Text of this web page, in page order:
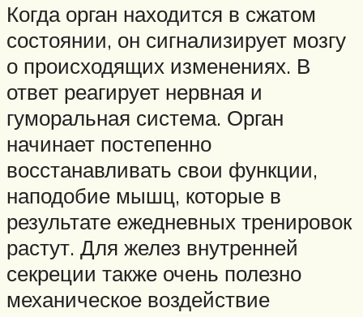
Когда орган находится в сжатом
состоянии, он сигнализирует мозгу
о происходящих изменениях. В
ответ реагирует нервная и
гуморальная система. Орган
начинает постепенно
восстанавливать свои функции,
наподобие мышц, которые в
результате ежедневных тренировок
растут. Для желез внутренней
секреции также очень полезно
механическое воздействие